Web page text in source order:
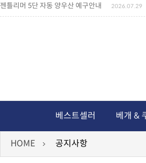
젠틀리머 5단 자동 양우산 예구안내 2026.07.29
젠틀리머 메모리제품 가격인상 안내 2026.07.27
독서쿠션 2차 예구안내 2026.08.04
베스트셀러 베개 &
HOME 공지사항